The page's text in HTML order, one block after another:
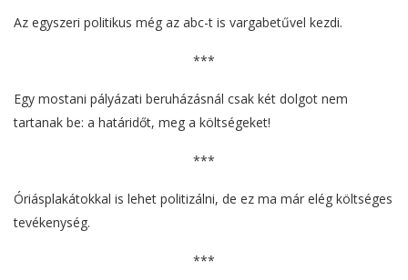
Az egyszeri politikus még az abc-t is vargabetűvel kezdi.
***
Egy mostani pályázati beruházásnál csak két dolgot nem
tartanak be: a határidőt, meg a költségeket!
***
Óriásplakátokkal is lehet politizálni, de ez ma már elég költséges
tevékenység.
***